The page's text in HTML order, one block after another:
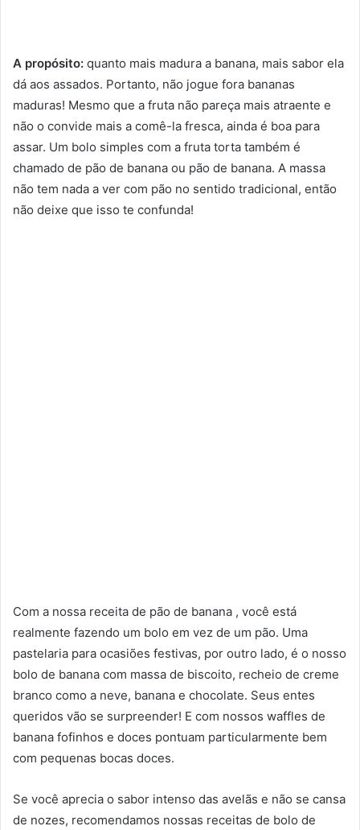
A propósito: quanto mais madura a banana, mais sabor ela
dá aos assados. Portanto, não jogue fora bananas
maduras! Mesmo que a fruta não pareça mais atraente e
não o convide mais a comê-la fresca, ainda é boa para
assar. Um bolo simples com a fruta torta também é
chamado de pão de banana ou pão de banana. A massa
não tem nada a ver com pão no sentido tradicional, então
não deixe que isso te confunda!
Com a nossa receita de pão de banana , você está
realmente fazendo um bolo em vez de um pão. Uma
pastelaria para ocasiões festivas, por outro lado, é o nosso
bolo de banana com massa de biscoito, recheio de creme
branco como a neve, banana e chocolate. Seus entes
queridos vão se surpreender! E com nossos waffles de
banana fofinhos e doces pontuam particularmente bem
com pequenas bocas doces.
Se você aprecia o sabor intenso das avelãs e não se cansa
de nozes, recomendamos nossas receitas de bolo de